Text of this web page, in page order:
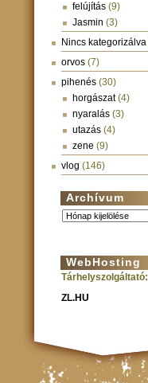
felújítás (9)
Jasmin (3)
Nincs kategorizálva
orvos (7)
pihenés (30)
horgászat(4)
nyaralás (3)
utazás (4)
zene (9)
vlog (146)
Archívum
Archívum
WebHosting
Tárhelyszolgáltató:
ZL.HU